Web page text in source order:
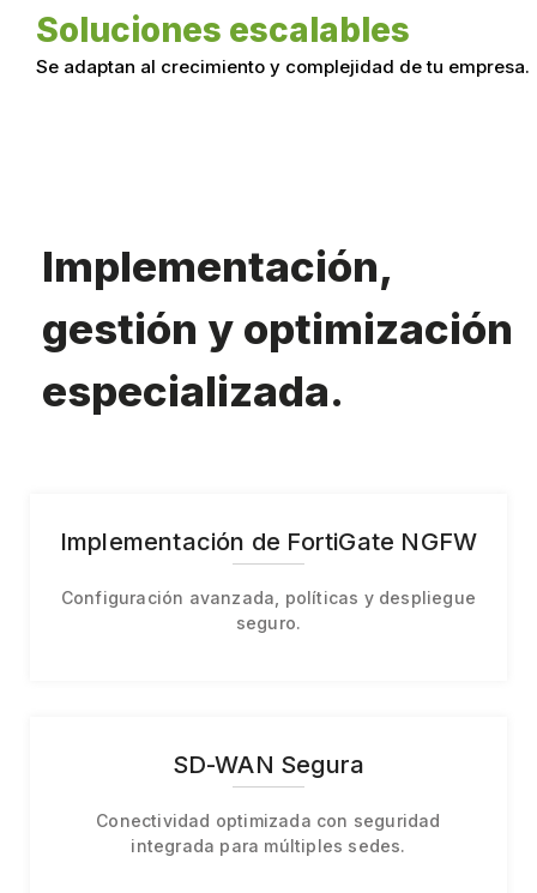
Soluciones escalables
Se adaptan al crecimiento y complejidad de tu empresa.
Implementación,
gestión y optimización
especializada.
Implementación de FortiGate NGFW
Configuración avanzada, políticas y despliegue
seguro.
SD-WAN Segura
Conectividad optimizada con seguridad
integrada para múltiples sedes.